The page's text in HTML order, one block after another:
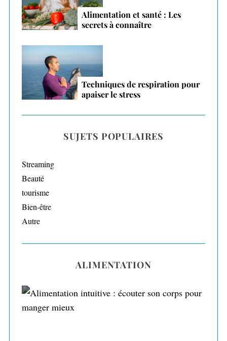
Alimentation et santé : Les
secrets à connaître
Techniques de respiration pour
apaiser le stress
SUJETS POPULAIRES
Streaming
Beauté
tourisme
Bien-être
Autre
ALIMENTATION